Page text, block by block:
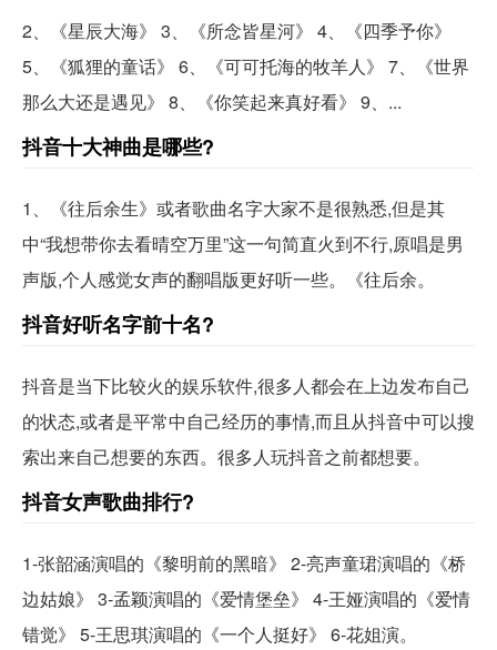
2、《星辰大海》 3、《所念皆星河》 4、《四季予你》
5、《狐狸的童话》 6、《可可托海的牧羊人》 7、《世界
那么大还是遇见》 8、《你笑起来真好看》 9、...
抖音十大神曲是哪些?
1、《往后余生》或者歌曲名字大家不是很熟悉,但是其
中“我想带你去看晴空万里”这一句简直火到不行,原唱是男
声版,个人感觉女声的翻唱版更好听一些。《往后余。
抖音好听名字前十名?
抖音是当下比较火的娱乐软件,很多人都会在上边发布自己
的状态,或者是平常中自己经历的事情,而且从抖音中可以搜
索出来自己想要的东西。很多人玩抖音之前都想要。
抖音女声歌曲排行?
1-张韶涵演唱的《黎明前的黑暗》 2-亮声童珺演唱的《桥
边姑娘》 3-孟颖演唱的《爱情堡垒》 4-王娅演唱的《爱情
错觉》 5-王思琪演唱的《一个人挺好》 6-花姐演。